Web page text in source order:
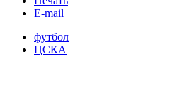
E-mail
футбол
ЦСКА